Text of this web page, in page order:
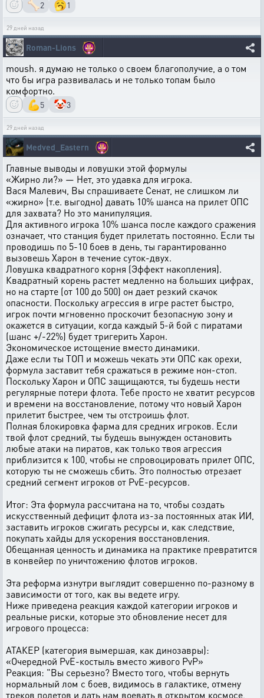
🦴2 🥱1
29 дней назад
Roman-Lions
moush. я думаю не только о своем благополучие, а о том
что бы игра развивалась и не только топам было
комфортно.
💪5 🤡3
29 дней назад
Medved_Eastern
Главные выводы и ловушки этой формулы
«Жирно ли?» — Нет, это удавка для игрока.
Вася Малевич, Вы спрашиваете Сенат, не слишком ли
«жирно» (т.е. выгодно) давать 10% шанса на прилет ОПС
для захвата? Но это манипуляция.
Для активного игрока 10% шанса после каждого сражения
означает, что станция будет прилетать постоянно. Если ты
проводишь по 5-10 боев в день, ты гарантированно
вызовешь Харон в течение суток-двух.
Ловушка квадратного корня (Эффект накопления).
Квадратный корень растет медленно на больших цифрах,
но на старте (от 100 до 500) он дает резкий скачок
опасности. Поскольку агрессия в игре растет быстро,
игрок почти мгновенно проскочит безопасную зону и
окажется в ситуации, когда каждый 5-й бой с пиратами
(шанс +/-22%) будет тригерить Харон.
Экономическое истощение вместо динамики.
Даже если ты ТОП и можешь чекать эти ОПС как орехи,
формула заставит тебя сражаться в режиме нон-стоп.
Поскольку Харон и ОПС защищаются, ты будешь нести
регулярные потери флота. Тебе просто не хватит ресурсов
и времени на восстановление, потому что новый Харон
прилетит быстрее, чем ты отстроишь флот.
Полная блокировка фарма для средних игроков. Если
твой флот средний, ты будешь вынужден остановить
любые атаки на пиратов, как только твоя агрессия
приблизится к 100, чтобы не спровоцировать прилет ОПС,
которую ты не сможешь сбить. Это полностью отрезает
средний сегмент игроков от PvE-ресурсов.
Итог: Эта формула рассчитана на то, чтобы создать
искусственный дефицит флота из-за постоянных атак ИИ,
заставить игроков сжигать ресурсы и, как следствие,
покупать хайды для ускорения восстановления.
Обещанная ценность и динамика на практике превратится
в конвейер по уничтожению флотов игроков.
Эта реформа изнутри выглядит совершенно по-разному в
зависимости от того, как вы ведете игру.
Ниже приведена реакция каждой категории игроков и
реальные риски, которые это обновление несет для
игрового процесса:
АТАКЕР (категория вымершая, как динозавры):
«Очередной PvE-костыль вместо живого PvP»
Реакция: "Вы серьезно? Вместо того, чтобы вернуть
нормальный лом с боев, видимось в галактике, отмену
треков полетов и дать нам воевать в открытом космосе,